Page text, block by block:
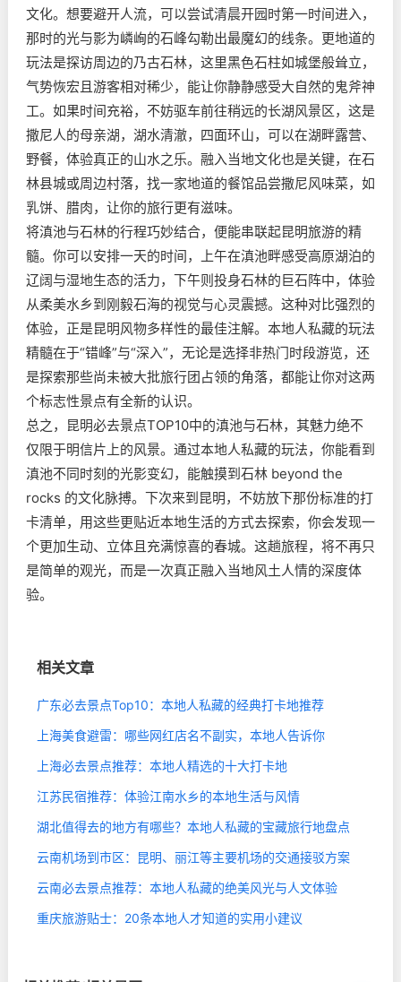
文化。想要避开人流，可以尝试清晨开园时第一时间进入，
那时的光与影为嶙峋的石峰勾勒出最魔幻的线条。更地道的
玩法是探访周边的乃古石林，这里黑色石柱如城堡般耸立，
气势恢宏且游客相对稀少，能让你静静感受大自然的鬼斧神
工。如果时间充裕，不妨驱车前往稍远的长湖风景区，这是
撒尼人的母亲湖，湖水清澈，四面环山，可以在湖畔露营、
野餐，体验真正的山水之乐。融入当地文化也是关键，在石
林县城或周边村落，找一家地道的餐馆品尝撒尼风味菜，如
乳饼、腊肉，让你的旅行更有滋味。
将滇池与石林的行程巧妙结合，便能串联起昆明旅游的精
髓。你可以安排一天的时间，上午在滇池畔感受高原湖泊的
辽阔与湿地生态的活力，下午则投身石林的巨石阵中，体验
从柔美水乡到刚毅石海的视觉与心灵震撼。这种对比强烈的
体验，正是昆明风物多样性的最佳注解。本地人私藏的玩法
精髓在于“错峰”与“深入”，无论是选择非热门时段游览，还
是探索那些尚未被大批旅行团占领的角落，都能让你对这两
个标志性景点有全新的认识。
总之，昆明必去景点TOP10中的滇池与石林，其魅力绝不
仅限于明信片上的风景。通过本地人私藏的玩法，你能看到
滇池不同时刻的光影变幻，能触摸到石林 beyond the
rocks 的文化脉搏。下次来到昆明，不妨放下那份标准的打
卡清单，用这些更贴近本地生活的方式去探索，你会发现一
个更加生动、立体且充满惊喜的春城。这趟旅程，将不再只
是简单的观光，而是一次真正融入当地风土人情的深度体
验。
相关文章
广东必去景点Top10：本地人私藏的经典打卡地推荐
上海美食避雷：哪些网红店名不副实，本地人告诉你
上海必去景点推荐：本地人精选的十大打卡地
江苏民宿推荐：体验江南水乡的本地生活与风情
湖北值得去的地方有哪些？本地人私藏的宝藏旅行地盘点
云南机场到市区：昆明、丽江等主要机场的交通接驳方案
云南必去景点推荐：本地人私藏的绝美风光与人文体验
重庆旅游贴士：20条本地人才知道的实用小建议